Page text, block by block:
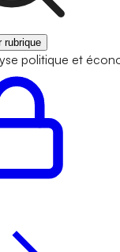
rubrique
politique et